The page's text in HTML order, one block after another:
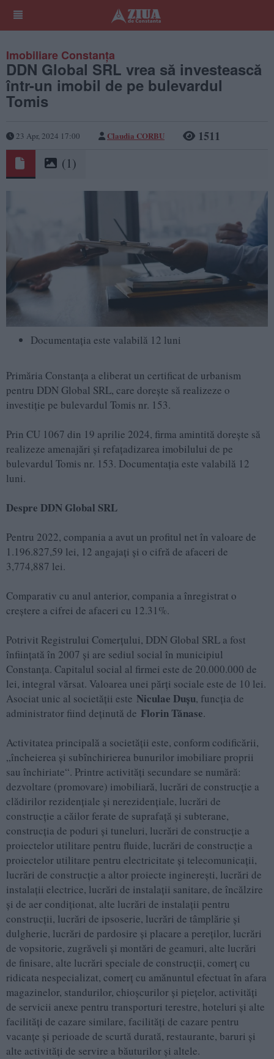
Imobiliare Constanța
DDN Global SRL vrea să investească
într-un imobil de pe bulevardul
Tomis
23 Apr, 2024 17:00 Claudia CORBU 1511
(1)
Documentația este valabilă 12 luni
Primăria Constanța a eliberat un certificat de urbanism
pentru DDN Global SRL, care dorește să realizeze o
investiție pe bulevardul Tomis nr. 153.
Prin CU 1067 din 19 aprilie 2024, firma amintită dorește să
realizeze amenajări și refațadizarea imobilului de pe
bulevardul Tomis nr. 153. Documentația este valabilă 12
luni.
Despre DDN Global SRL
Pentru 2022, compania a avut un profitul net în valoare de
1.196.827,59 lei, 12 angajați și o cifră de afaceri de
3,774,887 lei.
Comparativ cu anul anterior, compania a înregistrat o
creștere a cifrei de afaceri cu 12.31%.
Potrivit Registrului Comerţului, DDN Global SRL a fost
înfiinţată în 2007 şi are sediul social în municipiul
Constanţa. Capitalul social al firmei este de 20.000.000 de
lei, integral vărsat. Valoarea unei părţi sociale este de 10 lei.
Asociat unic al societăţii este Niculae Duşu, funcţia de
administrator fiind deţinută de Florin Tănase.
Activitatea principală a societăţii este, conform codificării,
„încheierea şi subînchirierea bunurilor imobiliare proprii
sau închiriate“. Printre activităţi secundare se numără:
dezvoltare (promovare) imobiliară, lucrări de construcţie a
clădirilor rezidenţiale şi nerezidenţiale, lucrări de
construcţie a căilor ferate de suprafaţă şi subterane,
construcţia de poduri şi tuneluri, lucrări de construcţie a
proiectelor utilitare pentru fluide, lucrări de construcţie a
proiectelor utilitare pentru electricitate şi telecomunicaţii,
lucrări de construcţie a altor proiecte inginereşti, lucrări de
instalaţii electrice, lucrări de instalaţii sanitare, de încălzire
şi de aer condiţionat, alte lucrări de instalaţii pentru
construcţii, lucrări de ipsoserie, lucrări de tâmplărie şi
dulgherie, lucrări de pardosire şi placare a pereţilor, lucrări
de vopsitorie, zugrăveli şi montări de geamuri, alte lucrări
de finisare, alte lucrări speciale de construcţii, comerţ cu
ridicata nespecializat, comerţ cu amănuntul efectuat în afara
magazinelor, standurilor, chioşcurilor şi pieţelor, activităţi
de servicii anexe pentru transporturi terestre, hoteluri şi alte
facilităţi de cazare similare, facilităţi de cazare pentru
vacanţe şi perioade de scurtă durată, restaurante, baruri şi
alte activităţi de servire a băuturilor şi altele.